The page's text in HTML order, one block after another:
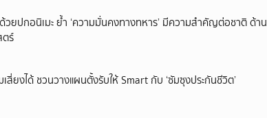
วยปกอนิเมะ ย้ำ ‘ความมั่นคงทางทหาร’ มีความสำคัญต่อชาติ ด้าน
ตร์
เสี่ยงได้ ชวนวางแผนตั้งรับให้ Smart กับ ‘ซัมซุงประกันชีวิต’